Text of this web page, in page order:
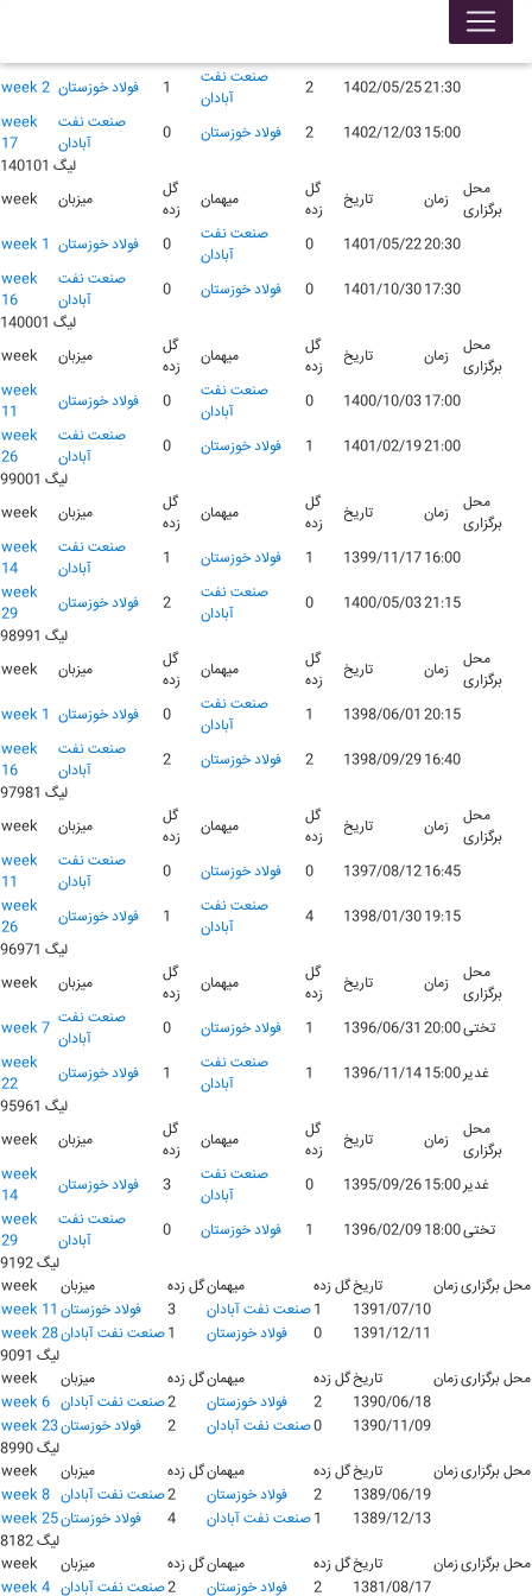
محل
week 2 فولاد خوزستان 1
صنعت نفت
آبادان
2 1402/05/2521:30
week
17
صنعت نفت
آبادان
0 فولاد خوزستان 2 1402/12/0315:00
لیگ 140101
week
میزبان
گل
زده
میهمان
گل
زده
تاریخ زمان
محل
برگزاری
week 1 فولاد خوزستان 0
صنعت نفت
آبادان
0 1401/05/2220:30
week
16
صنعت نفت
آبادان
0 فولاد خوزستان 0 1401/10/3017:30
لیگ 140001
week
میزبان
گل
زده
میهمان
گل
زده
تاریخ زمان
محل
برگزاری
week
11
فولاد خوزستان 0
صنعت نفت
آبادان
0 1400/10/0317:00
week
26
صنعت نفت
آبادان
0 فولاد خوزستان 1 1401/02/1921:00
لیگ 99001
week
میزبان
گل
زده
میهمان
گل
زده
تاریخ زمان
محل
برگزاری
week
14
صنعت نفت
آبادان
1 فولاد خوزستان 1 1399/11/1716:00
week
29
فولاد خوزستان 2
صنعت نفت
آبادان
0 1400/05/0321:15
لیگ 98991
week
میزبان
گل
زده
میهمان
گل
زده
تاریخ زمان
محل
برگزاری
week 1 فولاد خوزستان 0
صنعت نفت
آبادان
1 1398/06/01 20:15
week
16
صنعت نفت
آبادان
2 فولاد خوزستان 2 1398/09/2916:40
لیگ 97981
week
میزبان
گل
زده
میهمان
گل
زده
تاریخ زمان
محل
برگزاری
week
11
صنعت نفت
آبادان
0 فولاد خوزستان 0 1397/08/1216:45
week
26
فولاد خوزستان 1
صنعت نفت
آبادان
4 1398/01/3019:15
لیگ 96971
week
میزبان
گل
زده
میهمان
گل
زده
تاریخ زمان
محل
برگزاری
week 7 صنعت نفت
آبادان
0 فولاد خوزستان 1 1396/06/31 20:00تختی
week
22
فولاد خوزستان 1
صنعت نفت
آبادان
1 1396/11/1415:00غدیر
لیگ 95961
week
میزبان
گل
زده
میهمان
گل
زده
تاریخ زمان
محل
برگزاری
week
14
فولاد خوزستان 3
صنعت نفت
آبادان
0 1395/09/2615:00غدیر
week
29
صنعت نفت
آبادان
0 فولاد خوزستان 1 1396/02/0918:00تختی
لیگ 9192
week
میزبان گل زدهمیهمان گل زدهتاریخ زمانمحل برگزاری
week 11 فولاد خوزستان 3 صنعت نفت آبادان1
1391/07/10
week 28صنعت نفت آبادان1 فولاد خوزستان 0
1391/12/11
لیگ 9091
week
میزبان گل زدهمیهمان گل زدهتاریخ زمانمحل برگزاری
week 6 صنعت نفت آبادان2 فولاد خوزستان 2
1390/06/18
week 23فولاد خوزستان 2 صنعت نفت آبادان0
1390/11/09
لیگ 8990
week
میزبان گل زدهمیهمان گل زدهتاریخ زمانمحل برگزاری
week 8 صنعت نفت آبادان2 فولاد خوزستان 2
1389/06/19
week 25فولاد خوزستان 4 صنعت نفت آبادان1
1389/12/13
لیگ 8182
week
میزبان گل زدهمیهمان گل زدهتاریخ زمانمحل برگزاری
week 4 صنعت نفت آبادان2 فولاد خوزستان 2 1381/08/17